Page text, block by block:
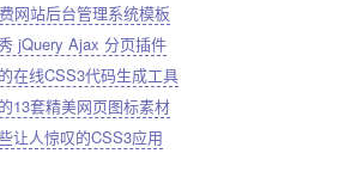
网站后台管理系统模板
jQuery Ajax 分页插件
在线CSS3代码生成工具
13套精美网页图标素材
让人惊叹的CSS3应用